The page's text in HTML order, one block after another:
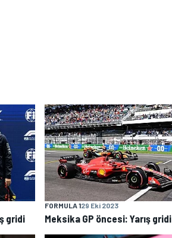
gridi
FORMULA 129 Eki 2023
Meksika GP öncesi: Yarış gridi